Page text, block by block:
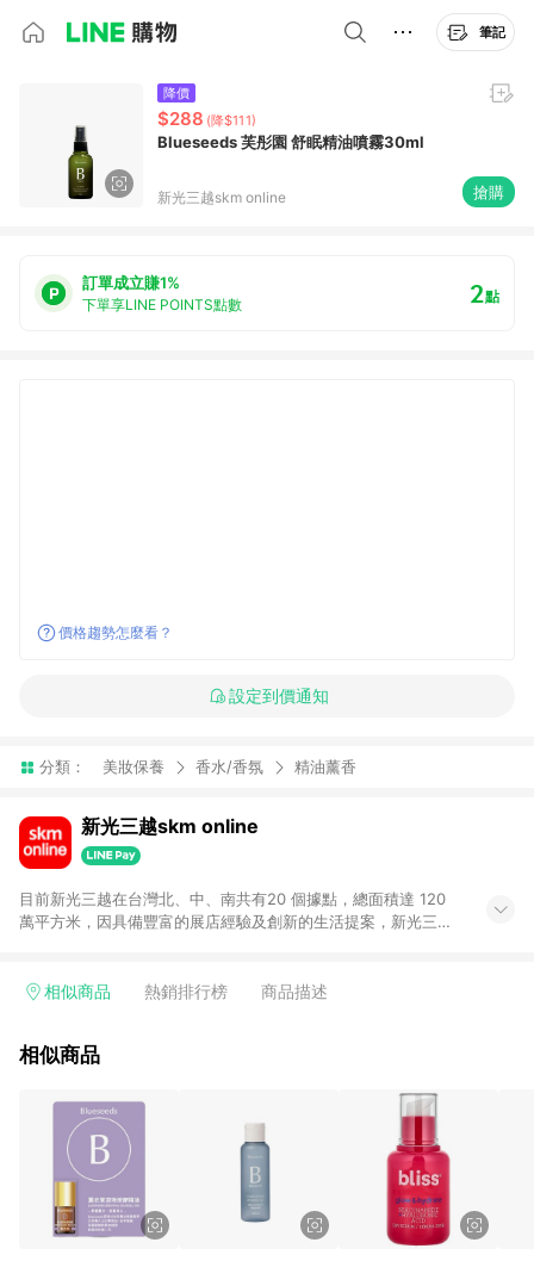
筆記
降價
$288 (降$111)
Blueseeds 芙彤園 舒眠精油噴霧30ml
新光三越skm online 搶購
訂單成立賺1%
下單享LINE POINTS點數 2點
價格趨勢怎麼看？
設定到價通知
分類： 美妝保養 香水/香氛 精油薰香
新光三越skm online
目前新光三越在台灣北、中、南共有20 個據點，總面積達 120
萬平方米，因具備豐富的展店經驗及創新的生活提案，新光三越
理念不斷向前邁進，並善盡企業社會責任，為人們帶來更愉悅美
相似商品 熱銷排行榜 商品描述
相似商品